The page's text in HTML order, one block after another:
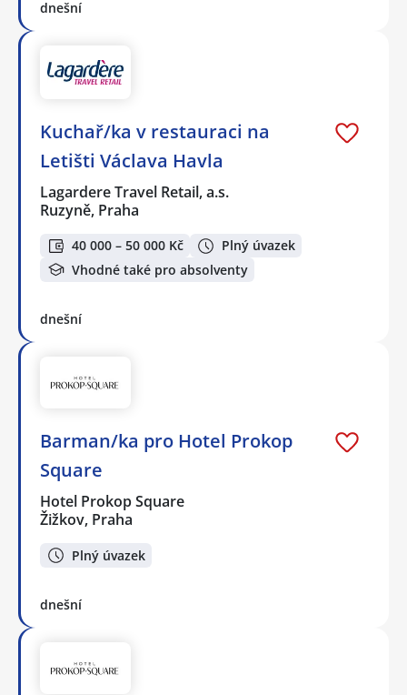
dnešní
Kuchař/ka v restauraci na
Letišti Václava Havla
Lagardere Travel Retail, a.s.
Ruzyně, Praha
40 000 – 50 000 Kč
Plný úvazek
Vhodné také pro absolventy
dnešní
Barman/ka pro Hotel Prokop
Square
Hotel Prokop Square
Žižkov, Praha
Plný úvazek
dnešní